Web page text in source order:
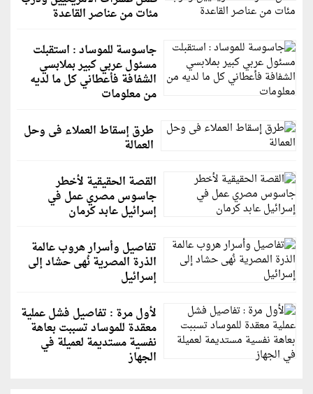
مئات من عناصر القاعدة
جاسوسة للموساد : استقبلت
مسئول عربي كبير بملابسي
الشفافة فأعطاني كل ما لديه
من معلومات
طرق إسقاط العملاء فى وحل
العمالة
القصة الحقيقية لأخطر
جاسوس مصري عمل في
إسرائيل عابد كرمان
تفاصيل وأسرار هروب عالمة
الذرة المصرية نُهى حشاد إلى
إسرائيل
لأول مرة : تفاصيل فشل عملية
معقدة للموساد تسببت بعاهة
نفسية مستديمة لعميلة في
الجهاز